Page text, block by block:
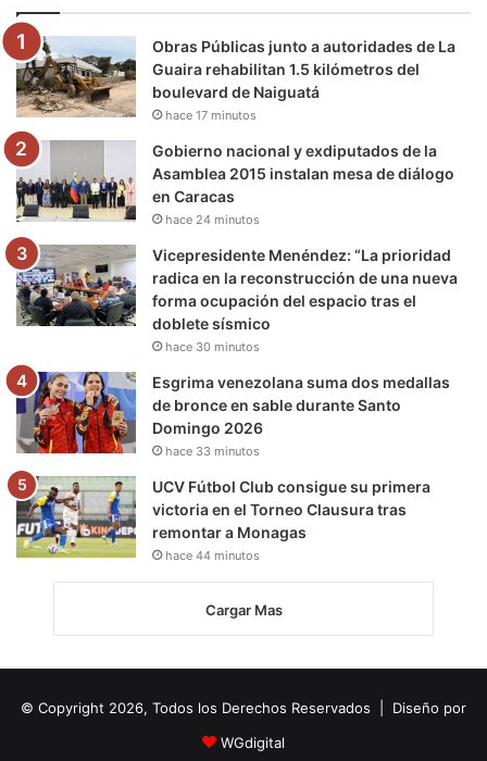
o
o
k
e
r
b
e
g
r
a
m
r
a
k
Obras Públicas junto a autoridades de La
Guaira rehabilitan 1.5 kilómetros del
boulevard de Naiguatá
hace 17 minutos
Gobierno nacional y exdiputados de la
Asamblea 2015 instalan mesa de diálogo
en Caracas
hace 24 minutos
Vicepresidente Menéndez: “La prioridad
radica en la reconstrucción de una nueva
forma ocupación del espacio tras el
doblete sísmico
hace 30 minutos
Esgrima venezolana suma dos medallas
de bronce en sable durante Santo
Domingo 2026
hace 33 minutos
UCV Fútbol Club consigue su primera
victoria en el Torneo Clausura tras
remontar a Monagas
hace 44 minutos
Cargar Mas
© Copyright 2026, Todos los Derechos Reservados | Diseño por
WGdigital